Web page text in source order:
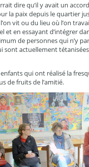
dire qu’il y avait un
la paix depuis le quartier
vit ou du lieu où l’on
et en essayant d’intégrer
de personnes qui n’y
sont actuellement
qui ont réalisé la
de fruits de l’amitié.